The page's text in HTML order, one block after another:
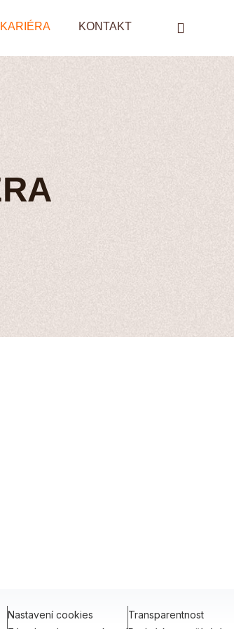
KARIÉRA KONTAKT
Nastavení cookies
Transparentnost